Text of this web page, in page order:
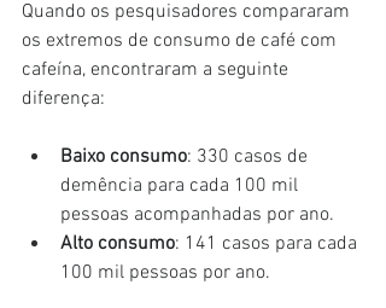
Quando os pesquisadores compararam
os extremos de consumo de café com
cafeína, encontraram a seguinte
diferença:
Baixo consumo: 330 casos de
demência para cada 100 mil
pessoas acompanhadas por ano.
Alto consumo: 141 casos para cada
100 mil pessoas por ano.